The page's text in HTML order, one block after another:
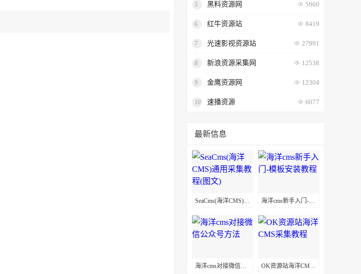
5 黑料资源网 5960
6 红牛资源站 8419
7 光速影视资源站 27991
8 新浪资源采集网 12538
9 金鹰资源网 12304
10 速播资源 6077
最新信息
SeaCms(海洋CMS)通用采集教程(图文) 海洋cms新手入门-模板安装教程
海洋cms对接微信公众号方法 OK资源站海洋CMS采集教程